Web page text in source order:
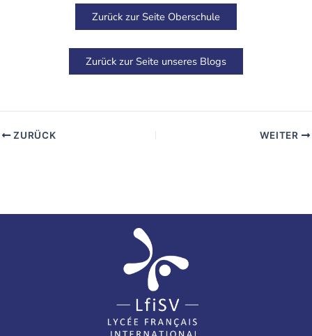
Zurück zur Seite Oberschule
Zurück zur Seite unseres Blogs
ZURÜCK WEITER